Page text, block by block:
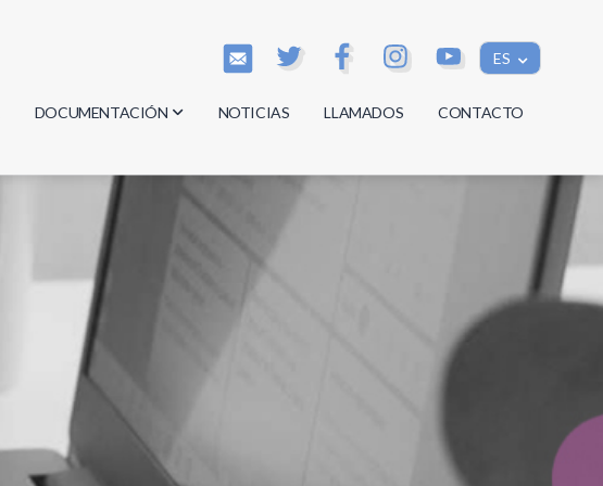
ES
DOCUMENTACIÓN
Actas
Reglamentos
Documentos
NOTICIAS LLAMADOS CONTACTO